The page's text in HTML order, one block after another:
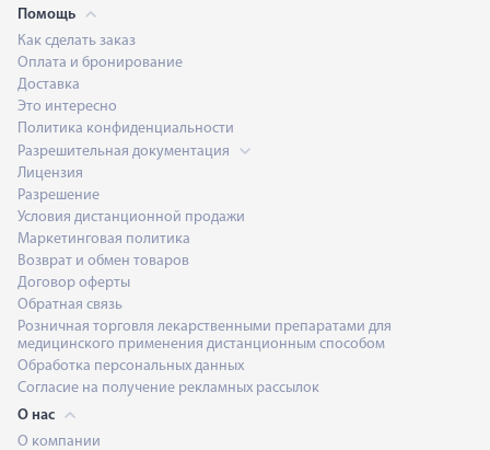
Помощь
Как сделать заказ
Оплата и бронирование
Доставка
Это интересно
Политика конфиденциальности
Разрешительная документация
Лицензия
Разрешение
Условия дистанционной продажи
Маркетинговая политика
Возврат и обмен товаров
Договор оферты
Обратная связь
Розничная торговля лекарственными препаратами для
медицинского применения дистанционным способом
Обработка персональных данных
Согласие на получение рекламных рассылок
О нас
О компании